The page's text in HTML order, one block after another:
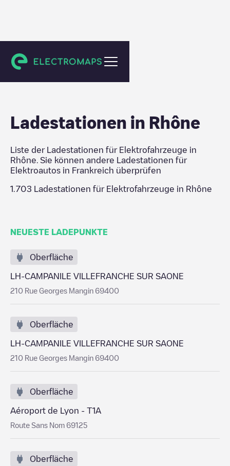
Frankreich
Ladestationen in Rhône
Liste der Ladestationen für Elektrofahrzeuge in
Rhône . Sie können andere Ladestationen für
Elektroautos in Frankreich überprüfen
1.703 Ladestationen für Elektrofahrzeuge in Rhône
NEUESTE LADEPUNKTE
Oberfläche
LH-CAMPANILE VILLEFRANCHE SUR SAONE
210 Rue Georges Mangin 69400
Oberfläche
LH-CAMPANILE VILLEFRANCHE SUR SAONE
210 Rue Georges Mangin 69400
Oberfläche
Aéroport de Lyon - T1A
Route Sans Nom 69125
Oberfläche